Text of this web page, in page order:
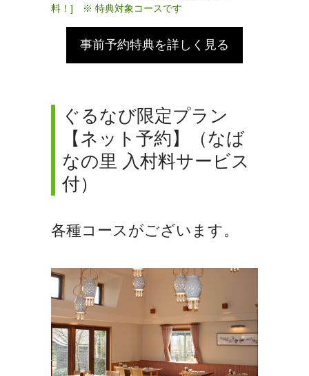
料！] ※ 特典対象コースです
事前予約特典を詳しく見る
ぐるなび限定プラン
【ネット予約】（なば
なの里 入村料サービス
付）
各種コースがございます。